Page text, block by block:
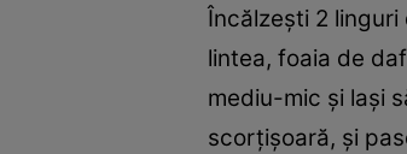
Încălzeşti 2
lintea, foaia de
mediu-mic şi laşi
scorţişoară, şi